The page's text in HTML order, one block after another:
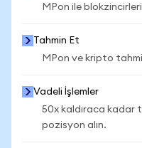
MPon ile
Tahmin Et
MPon ve kripto
Vadeli İşlemler
50x kaldıraca kadar
pozisyon alın.